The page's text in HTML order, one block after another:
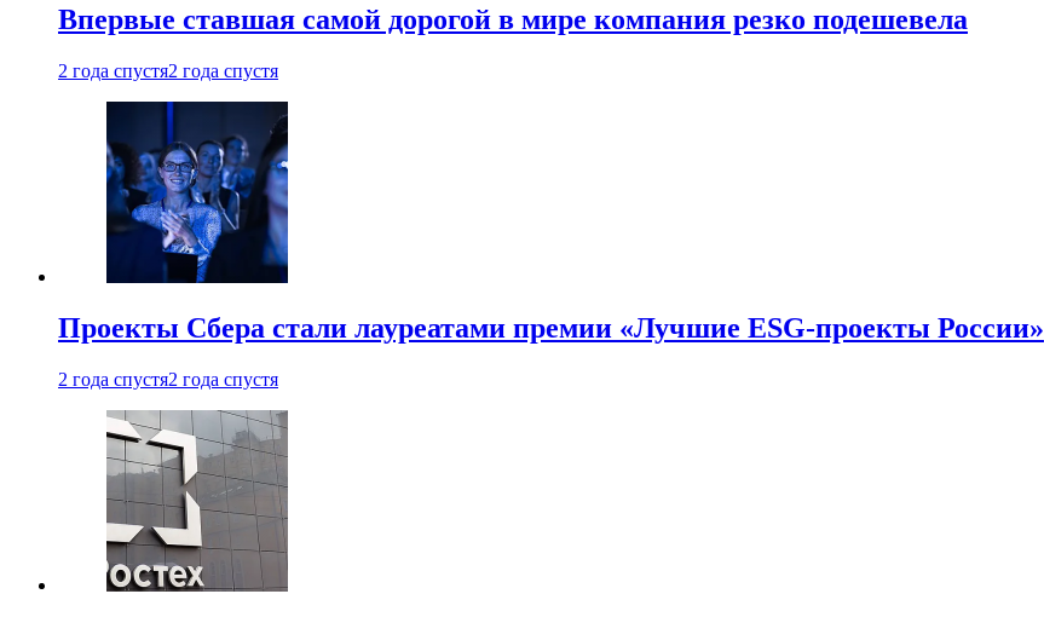
Впервые ставшая самой дорогой в мире компания резко подешевела
2 года спустя2 года спустя
Проекты Сбера стали лауреатами премии «Лучшие ESG-проекты России»
2 года спустя2 года спустя